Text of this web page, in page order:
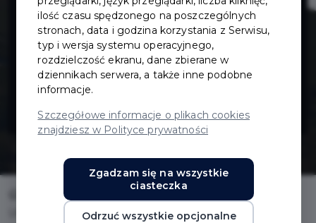
garażach
Obrońców
Wybrzeża
Inwestycje
Utwardzenie terenu przy garażach Obrońców Wybrzeża
ilość czasu spędzonego na poszczególnych
stronach, data i godzina korzystania z Serwisu,
typ i wersja systemu operacyjnego,
rozdzielczość ekranu, dane zbierane w
dziennikach serwera, a także inne podobne
informacje.
Szczegółowe informacje o plikach cookies
znajdziesz w Polityce prywatności
Zgadzam się na wszystkie
ciasteczka
Odrzuć wszystkie opcjonalne